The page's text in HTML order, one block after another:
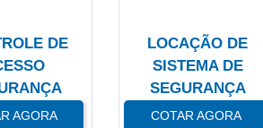
DE
AGORA
LOCAÇÃO DE
SISTEMA DE
SEGURANÇA
COTAR AGORA